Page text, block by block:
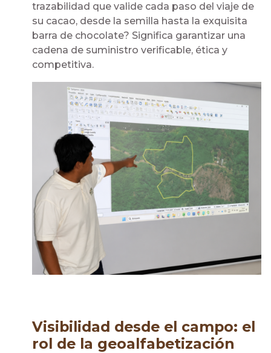
trazabilidad que valide cada paso del viaje de
su cacao, desde la semilla hasta la exquisita
barra de chocolate? Significa garantizar una
cadena de suministro verificable, ética y
competitiva.
Visibilidad desde el campo: el
rol de la geoalfabetización